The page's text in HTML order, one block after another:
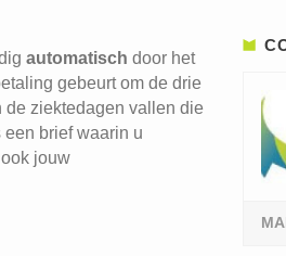
automatisch door het
gebeurt om de drie
de ziektedagen vallen die
brief waarin u
jouw